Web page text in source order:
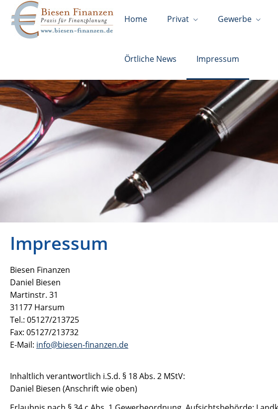
Home Privat Gewerbe
Örtliche News Impressum
Impressum
Biesen Finanzen
Daniel Biesen
Martinstr. 31
31177 Harsum
Tel.: 05127/213725
Fax: 05127/213732
E-Mail: info@biesen-finanzen.de
Inhaltlich verantwortlich i.S.d. § 18 Abs. 2 MStV:
Daniel Biesen (Anschrift wie oben)